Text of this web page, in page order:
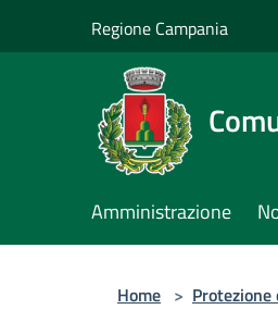
Regione Campania
Amministrazione
Home > Protezione